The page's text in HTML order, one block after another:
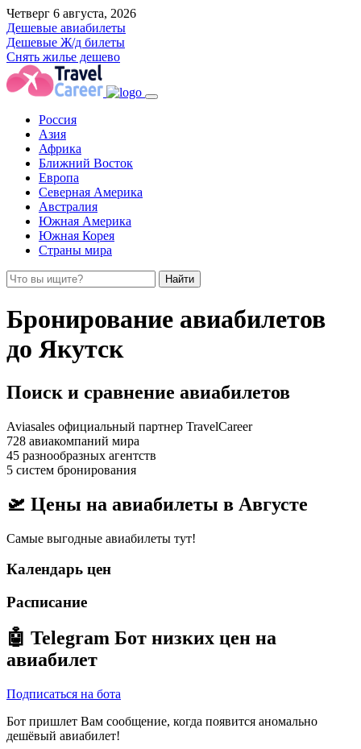
Четверг 6 августа, 2026
Дешевые авиабилеты
Дешевые Ж/д билеты
Снять жилье дешево
Россия
Азия
Африка
Ближний Восток
Европа
Северная Америка
Австралия
Южная Америка
Южная Корея
Страны мира
Найти
Бронирование авиабилетов
до Якутск
Поиск и сравнение авиабилетов
Aviasales официальный партнер TravelCareer
728 авиакомпаний мира
45 разнообразных агентств
5 систем бронирования
🛫 Цены на авиабилеты в Августе
Самые выгодные авиабилеты тут!
Календарь цен
Расписание
🤖 Telegram Бот низких цен на
авиабилет
Подписаться на бота
Бот пришлет Вам сообщение, когда появится аномально
дешёвый авиабилет!